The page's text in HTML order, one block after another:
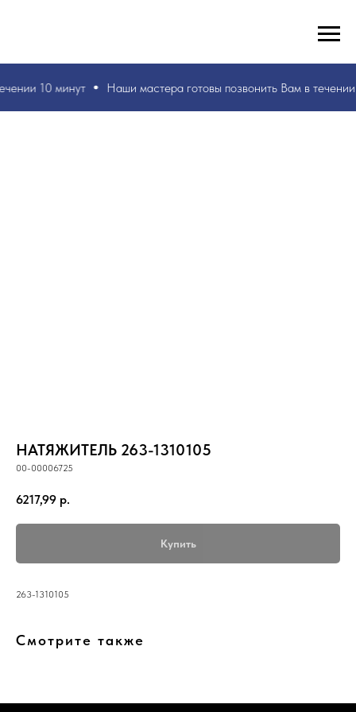
10 минут Наши мастераготовы позвонить Вам в течении
НАТЯЖИТЕЛЬ 263-1310105
00-00006725
6217,99 р.
Купить
263-1310105
Смотрите также